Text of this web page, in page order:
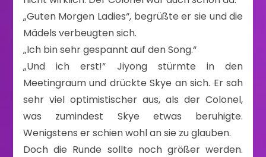
„Guten Morgen Ladies“, begrüßte er sie und die
Mädels verbeugten sich.
„Ich bin sehr gespannt auf den Song.“
„Und ich erst!“ Jiyong stürmte in den
Meetingraum und drückte Skye an sich. Er sah
sehr viel optimistischer aus, als der Colonel,
was zumindest Skye etwas beruhigte.
Wenigstens er schien wohl an sie zu glauben.
Doch die Runde sollte noch größer werden.